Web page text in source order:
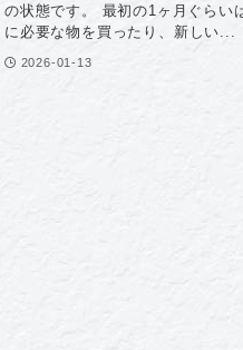
の状態です。 最初の1ヶ月ぐらい
に必要な物を買ったり、新しい...
2026-01-13